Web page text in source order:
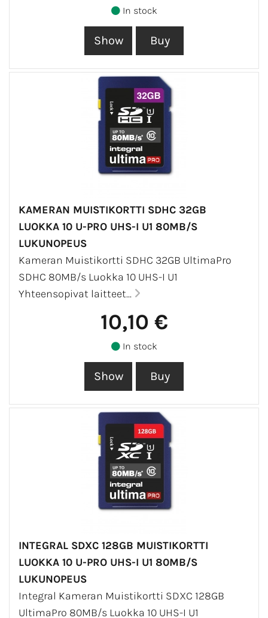
In stock
KAMERAN MUISTIKORTTI SDHC 32GB
LUOKKA 10 U-PRO UHS-I U1 80MB/S
LUKUNOPEUS
Kameran Muistikortti SDHC 32GB UltimaPro
SDHC 80MB/s Luokka 10 UHS-I U1
Yhteensopivat laitteet...
10,10 €
In stock
INTEGRAL SDXC 128GB MUISTIKORTTI
LUOKKA 10 U-PRO UHS-I U1 80MB/S
LUKUNOPEUS
Integral Kameran Muistikortti SDXC 128GB
UltimaPro 80MB/s Luokka 10 UHS-I U1